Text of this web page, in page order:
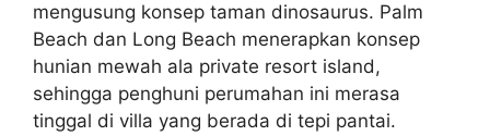
mengusung konsep taman dinosaurus. Palm
Beach dan Long Beach menerapkan konsep
hunian mewah ala private resort island,
sehingga penghuni perumahan ini merasa
tinggal di villa yang berada di tepi pantai.